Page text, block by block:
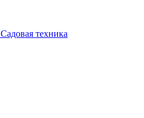
Садовая техника